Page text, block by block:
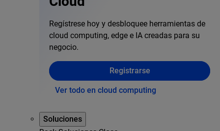
Regístrese hoy y desbloquee herramientas de
cloud computing, edge e IA creadas para su
negocio.
Registrarse
Ver todo en cloud computing
Soluciones